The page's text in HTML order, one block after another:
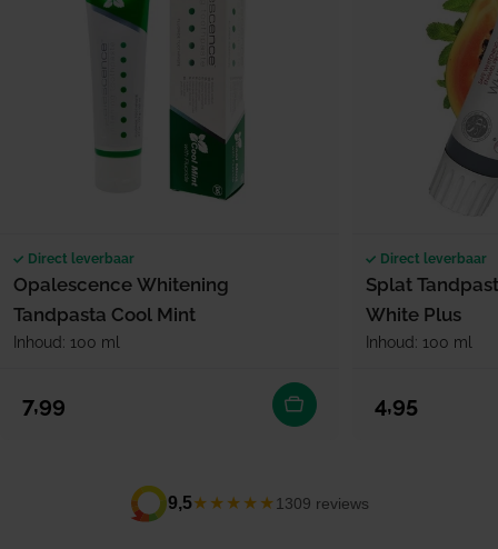
Direct leverbaar
Opalescence Whitening
Tandpasta Cool Mint
Inhoud: 100 ml
Normale prijs
7,99
Direct leverbaar
Splat
White Plus
Inhoud: 100 ml
Normale prijs
4,95
9,5★★★★★ 1309 reviews